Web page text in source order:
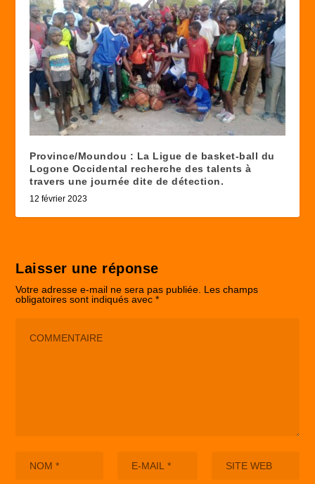
Province/Moundou : La Ligue de basket-ball du
Logone Occidental recherche des talents à
travers une journée dite de détection.
12 février 2023
Laisser une réponse
Votre adresse e-mail ne sera pas publiée. Les champs
obligatoires sont indiqués avec*